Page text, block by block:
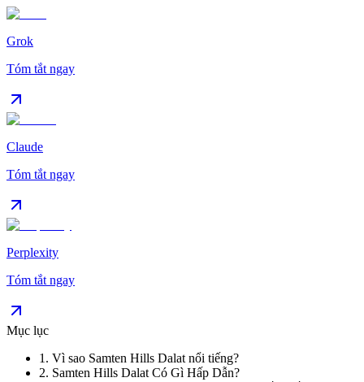
Grok
Tóm tắt ngay
Claude
Tóm tắt ngay
Perplexity
Tóm tắt ngay
Mục lục
1 . Vì sao Samten Hills Dalat nổi tiếng?
2. Samten Hills Dalat Có Gì Hấp Dẫn?